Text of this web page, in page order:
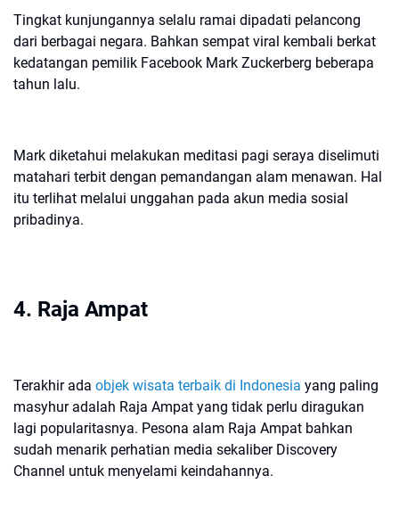
Tingkat kunjungannya selalu ramai dipadati pelancong
dari berbagai negara. Bahkan sempat viral kembali berkat
kedatangan pemilik Facebook Mark Zuckerberg beberapa
tahun lalu.
Mark diketahui melakukan meditasi pagi seraya diselimuti
matahari terbit dengan pemandangan alam menawan. Hal
itu terlihat melalui unggahan pada akun media sosial
pribadinya.
4. Raja Ampat
Terakhir ada objek wisata terbaik di Indonesia yang paling
masyhur adalah Raja Ampat yang tidak perlu diragukan
lagi popularitasnya. Pesona alam Raja Ampat bahkan
sudah menarik perhatian media sekaliber Discovery
Channel untuk menyelami keindahannya.